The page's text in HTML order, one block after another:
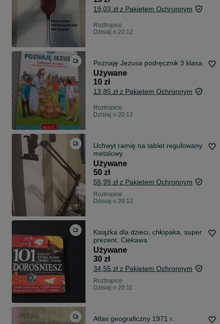
19,03 zł z Pakietem Ochronnym
Roztropice
Dzisiaj o 20:12
Poznaję Jezusa podręcznik 3 klasa
Używane
10 zł
13,85 zł z Pakietem Ochronnym
Roztropice
Dzisiaj o 20:12
Uchwyt ramię na tablet regulowany
metalowy
Używane
50 zł
55,99 zł z Pakietem Ochronnym
Roztropice
Dzisiaj o 20:12
Książka dla dzieci, chłopaka, super
prezent. Ciekawa
Używane
30 zł
34,55 zł z Pakietem Ochronnym
Roztropice
Dzisiaj o 20:11
Atlas geograficzny 1971 r.